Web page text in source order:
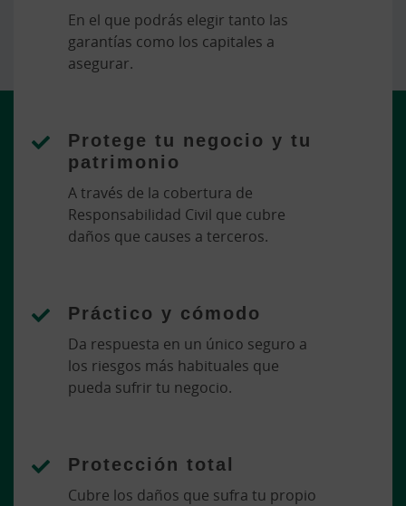
En el que podrás elegir tanto las
garantías como los capitales a
asegurar.
Protege tu negocio y tu
patrimonio
A través de la cobertura de
Responsabilidad Civil que cubre
daños que causes a terceros.
Práctico y cómodo
Da respuesta en un único seguro a
los riesgos más habituales que
pueda sufrir tu negocio.
Protección total
Cubre los daños que sufra tu propio